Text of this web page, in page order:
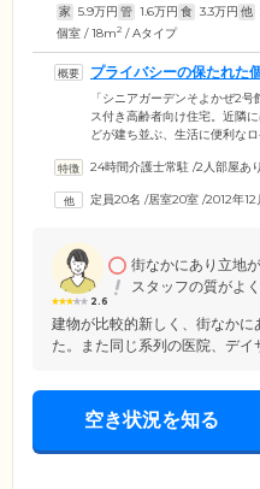
家 5.9万円 管 1.6万円 食 3.3万円 他
個室 / 18m2 / Aタイプ
プライバシーの保たれた
ながら暮らせます
「シニアガーデンそよかぜ2
ス付き高齢者向け住宅。近隣
どが建ち並ぶ、生活に便利な
60歳未満の方。必要に応じた
室の個室をご用意。おひとり
24時間介護士常駐 /2人部屋あ
定員20名 /居室20室 /2012年12
2.6
街なかにあり立地
スタッフの質がよ
建物が比較的新しく、街なか
た。また同じ系列の医院、デイ
空き状況を知る